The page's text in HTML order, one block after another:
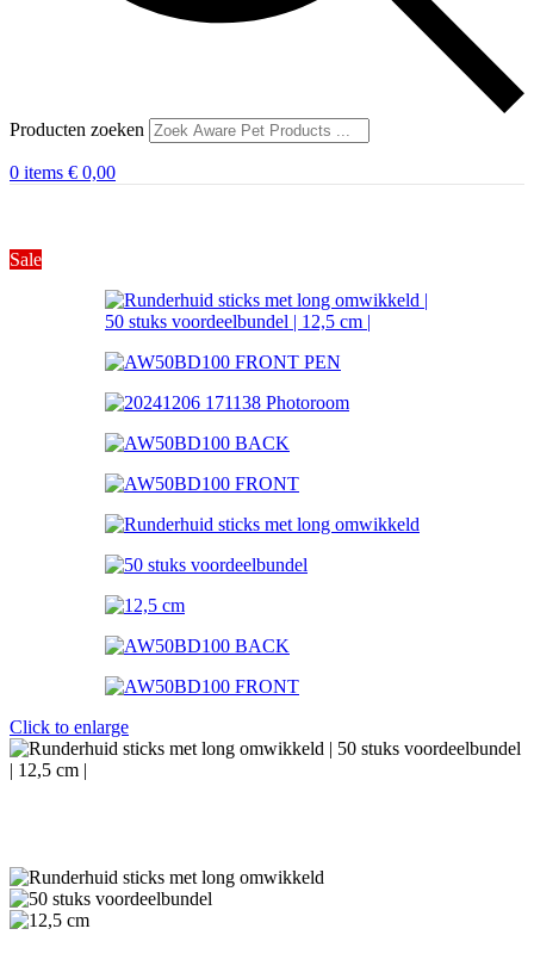
Producten zoeken
0 items € 0,00
Sale
Click to enlarge